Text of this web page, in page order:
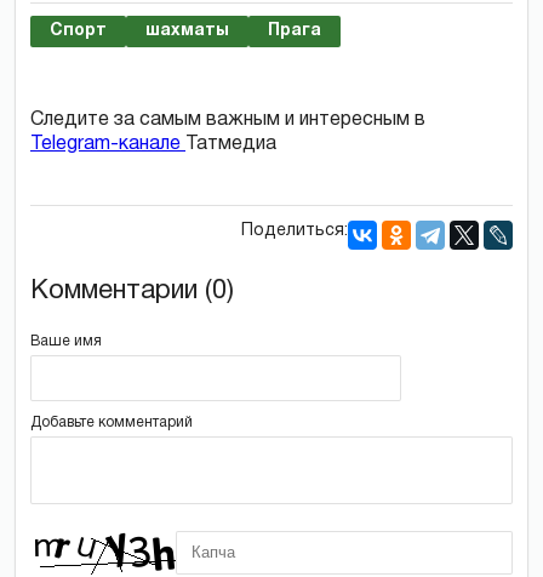
Спорт шахматы Прага
Следите за самым важным и интересным в
Telegram-канале
Татмедиа
Поделиться:
Комментарии (0)
Ваше имя
Добавьте комментарий